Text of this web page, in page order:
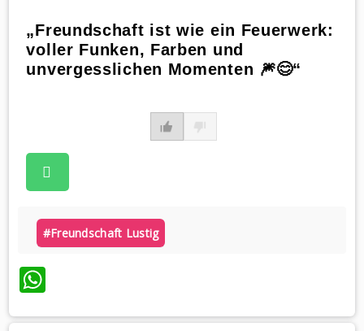
„Freundschaft ist wie ein Feuerwerk:
voller Funken, Farben und
unvergesslichen Momenten 🎆😊“
#freundschaft Lustig
WhatsApp